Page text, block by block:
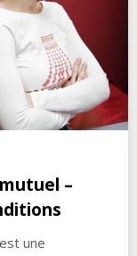
–
une